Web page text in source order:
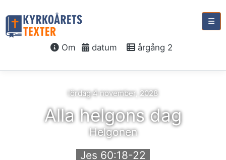
Om datum årgång 2
lördag 4 november, 2028
Alla helgons dag
Helgonen
Jes 60:18-22